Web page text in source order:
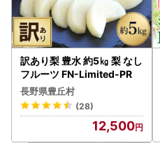
訳あり梨 豊水 約5㎏ 梨 なし
フルーツ FN-Limited-PR
長野県豊丘村
(28)
12,500